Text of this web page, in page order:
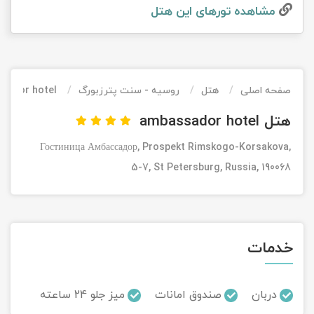
مشاهده تور‌های این هتل
صفحه اصلی هتل روسیه - سنت پترزبورگ hotel
هتل ambassador hotel
Гостиница Амбассадор, Prospekt Rimskogo-Korsakova,
5-7, St Petersburg, Russia, 190068
خدمات
دربان صندوق امانات میز جلو 24 ساعته
تور کویر کاراکال
تور کویر مصر
تور کویر ابوزیدآباد
تور گلستان
تور کیش از ساری
اقساطی
تور کیش از بندرعباس
اقساطی
تور قزاقستان اقساطی
تور زیارتی اقساطی